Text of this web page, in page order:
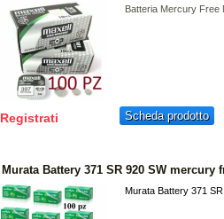
Batteria Mercury Free
Registrati Scheda prodotto
Murata Battery 371 SR 920 SW mercury
Murata Battery 371